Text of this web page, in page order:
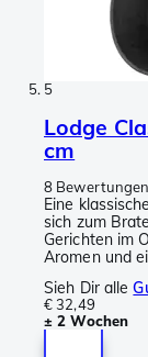
5
Lodge
cm
8 Bewertungen
Eine
sich zum
Gerichten im
Aromen und
Sieh Dir alle
€ 32,49
± 2 Wochen